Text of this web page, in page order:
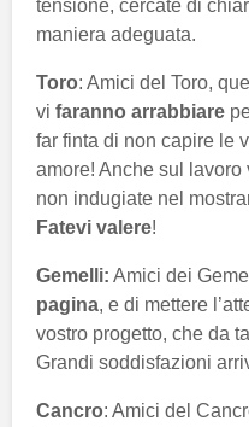
tensione, cercate di
maniera adeguata.
Toro: Amici del Toro,
vi faranno arrabbiare
far finta di non capire le
amore! Anche sul
non indugiate nel
Fatevi valere!
Gemelli: Amici dei
pagina, e di mettere
vostro progetto, che da
Grandi soddisfazioni
Cancro: Amici del